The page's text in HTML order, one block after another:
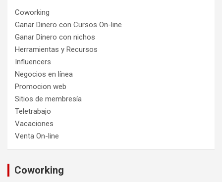
Coworking
Ganar Dinero con Cursos On-line
Ganar Dinero con nichos
Herramientas y Recursos
Influencers
Negocios en línea
Promocion web
Sitios de membresía
Teletrabajo
Vacaciones
Venta On-line
Coworking